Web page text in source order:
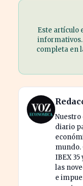
Este artículo
completa en
diario
mundo.
IBEX
las
e